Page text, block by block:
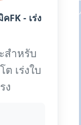
FK - เร่ง
สำหรับ
เร่งใบ
ง